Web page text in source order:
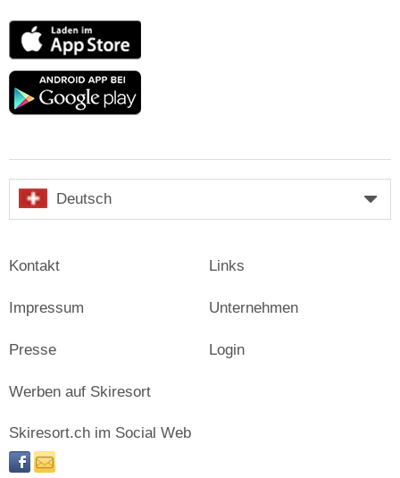
App
Store
Google
Deutsch
Kontakt
Impressum
Presse
Links
Unternehmen
Login
Werben auf Skiresort
Skiresort.ch im Social Web
facebooknewsletter